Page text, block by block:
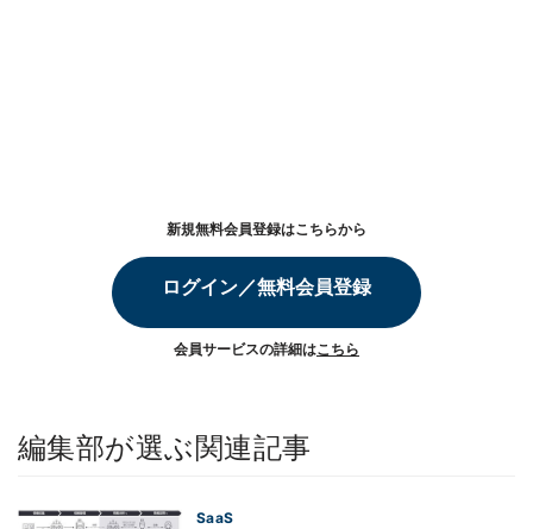
新規無料会員登録はこちらから
ログイン／無料会員登録
会員サービスの詳細はこちら
編集部が選ぶ関連記事
SaaS